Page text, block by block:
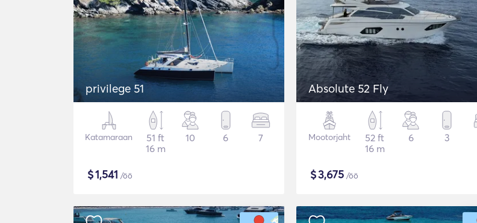
privilege 51
Katamaraan
51 ft
16 m
10 6 7
$1,541 /öö
Absolute 52 Fly
Mootorjaht
52 ft
16 m
6 3
$3,675 /öö